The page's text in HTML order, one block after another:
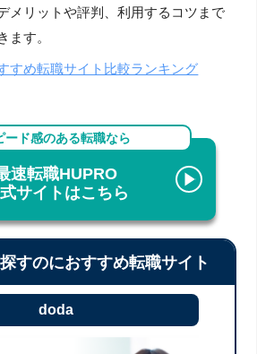
メリットや評判、利用するコツまで
ます。
すめ転職サイト比較ランキング
ード感のある転職なら
速転職HUPRO
サイトはこちら
すのにおすすめ転職サイト
doda